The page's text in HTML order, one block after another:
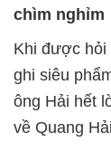
chìm nghỉm
Khi được
ghi siêu
ông Hải hết
về Quang